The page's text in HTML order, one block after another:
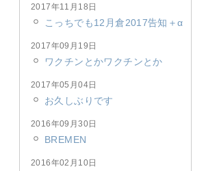
2017年11月18日
こっちでも12月倉2017告知＋α
2017年09月19日
ワクチンとかワクチンとか
2017年05月04日
お久しぶりです
2016年09月30日
BREMEN
2016年02月10日